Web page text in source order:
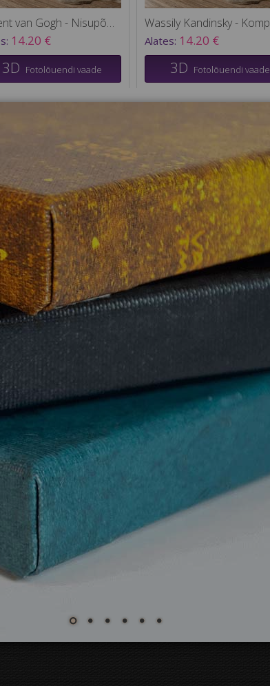
Vincent van Gogh - Nisupõld küpressidega
14.20 €
3D Fotolõuendi vaade
Alates: 14.20 €
3D Fotolõuendi vaade